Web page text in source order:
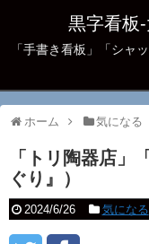
黒字看板
「手書き看板」「シャ
ホーム 気になる
「トリ陶器店」
ぐり』）
2024/6/26 気になる